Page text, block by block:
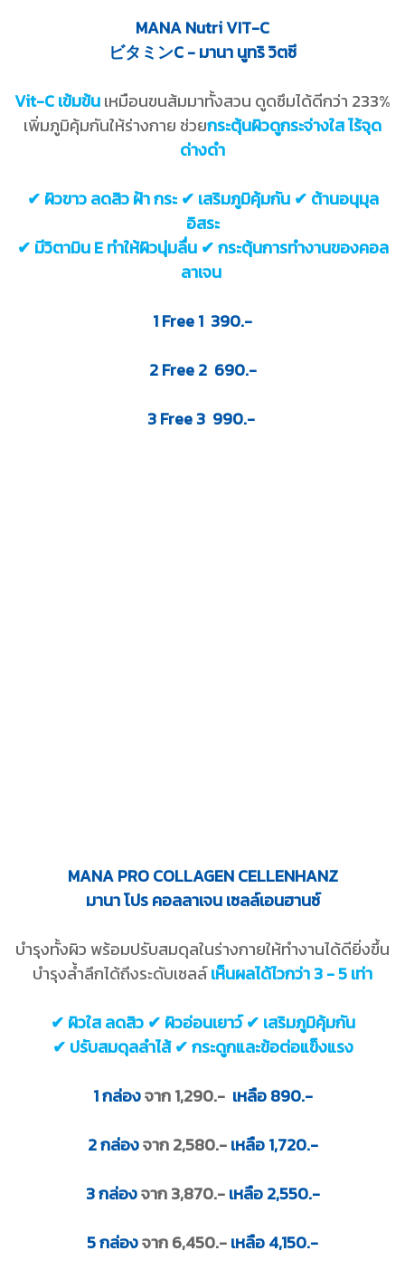
MANA Nutri VIT-C
ビタミンC - มานา นูทริ วิตซี
Vit-C เข้มข้นเหมือนขนส้มมาทั้งสวน ดูดซึมได้ดีกว่า 233%
เพิ่มภูมิคุ้มกันให้ร่างกาย ช่วยกระตุ้นผิวดูกระจ่างใส ไร้จุด
ด่างดำ
✔ ผิวขาว ลดสิว ฝ้า กระ ✔ เสริมภูมิคุ้มกัน ✔ ต้านอนุมุล
อิสระ
✔ มีวิตามิน E ทำให้ผิวนุ่มลื่น ✔ กระตุ้นการทำงานของคอล
ลาเจน
1 Free 1 390.-
2 Free 2 690.-
3 Free 3 990.-
MANA PRO COLLAGEN CELLENHANZ
มานา โปร คอลลาเจน เซลล์เอนฮานซ์
บำรุงทั้งผิว พร้อมปรับสมดุลในร่างกายให้ทำงานได้ดียิ่งขึ้น
บำรุงล้ำลึกได้ถึงระดับเซลล์เห็นผลได้ไวกว่า 3 - 5 เท่า
✔ ผิวใส ลดสิว ✔ ผิวอ่อนเยาว์ ✔ เสริมภูมิคุ้มกัน
✔ ปรับสมดุลลำไส้ ✔ กระดูกและข้อต่อแข็งแรง
1 กล่องจาก 1,290.-เหลือ 890.-
2 กล่องจาก 2,580.-เหลือ 1,720.-
3 กล่องจาก 3,870.-เหลือ 2,550.-
5 กล่องจาก 6,450.-เหลือ 4,150.-